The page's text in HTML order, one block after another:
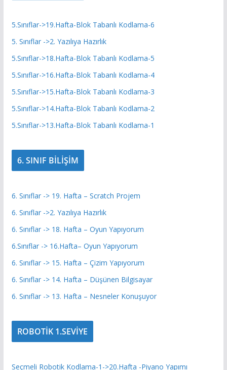
5.Sınıflar->19.Hafta-Blok Tabanlı Kodlama-6
5. Sınıflar ->2. Yazılıya Hazırlık
5.Sınıflar->18.Hafta-Blok Tabanlı Kodlama-5
5.Sınıflar->16.Hafta-Blok Tabanlı Kodlama-4
5.Sınıflar->15.Hafta-Blok Tabanlı Kodlama-3
5.Sınıflar->14.Hafta-Blok Tabanlı Kodlama-2
5.Sınıflar->13.Hafta-Blok Tabanlı Kodlama-1
6. SINIF BİLİŞİM
6. Sınıflar -> 19. Hafta – Scratch Projem
6. Sınıflar ->2. Yazılıya Hazırlık
6. Sınıflar -> 18. Hafta – Oyun Yapıyorum
6.Sınıflar -> 16.Hafta– Oyun Yapıyorum
6. Sınıflar -> 15. Hafta – Çizim Yapıyorum
6. Sınıflar -> 14. Hafta – Düşünen Bilgisayar
6. Sınıflar -> 13. Hafta – Nesneler Konuşuyor
ROBOTİK 1.SEVİYE
Seçmeli Robotik Kodlama-1->20.Hafta -Piyano Yapımı